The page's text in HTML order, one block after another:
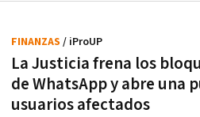
La Justicia frena los
de WhatsApp y abre una
usuarios afectados
FINANZAS / iProUP